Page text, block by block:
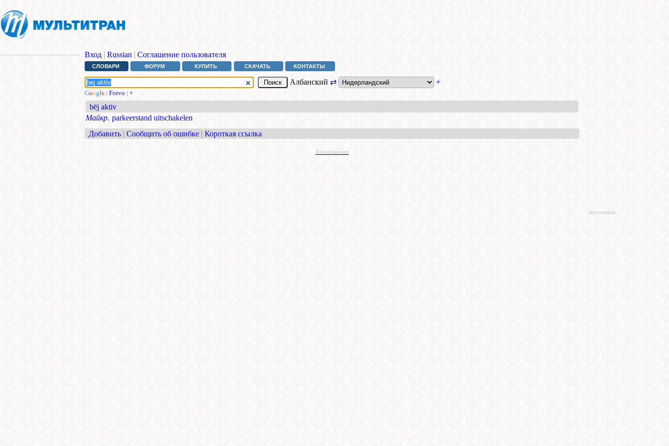
Вход | Russian | Соглашение пользователя
СЛОВАРИ ФОРУМ КУПИТЬ СКАЧАТЬ КОНТАКТЫ
Албанский ⇄ +
Google | Forvo | +
bëj aktiv
Майкр. parkeerstand uitschakelen
Добавить | Сообщить об ошибке | Короткая ссылка
Advertisement
Advertisement